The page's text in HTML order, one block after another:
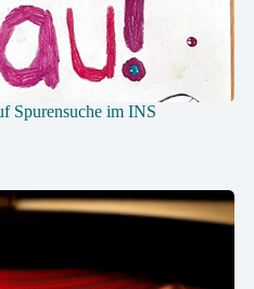
Spurensuche im INS